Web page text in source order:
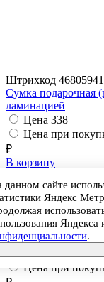
Штрихкод
Сумка подарочная
ламинацией
Цена 338
Цена при
₽
В корзину
Размер
9 ×
Материал
Ед. продажи Набор
Цена при
данном сайте
Яндекс
Яндекса
.